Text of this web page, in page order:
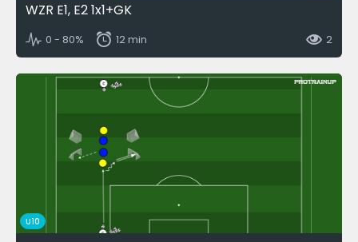
WZR E1, E2 1x1+GK
0 - 80% 12 min 2
U10